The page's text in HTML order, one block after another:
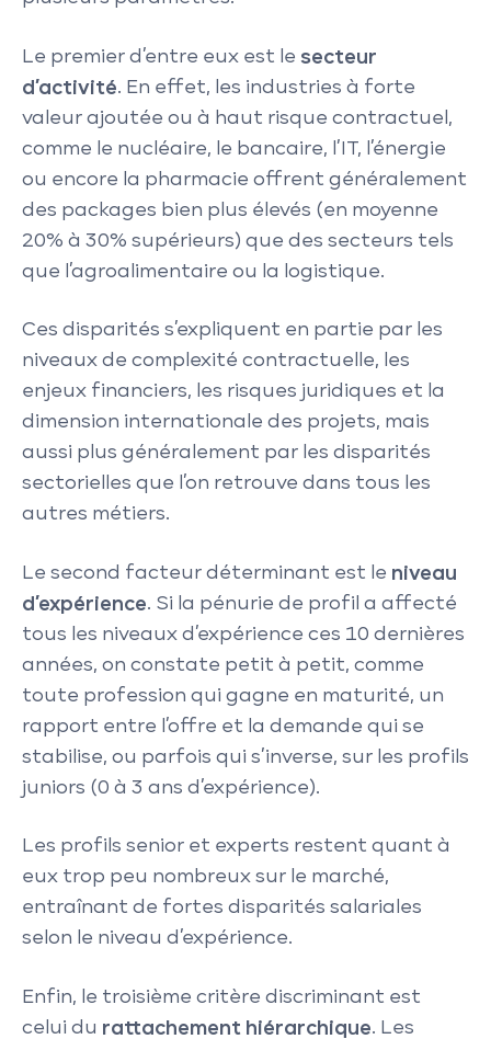
Le premier d’entre eux est le secteur
d’activité. En effet, les industries à forte
valeur ajoutée ou à haut risque contractuel,
comme le nucléaire, le bancaire, l’IT, l’énergie
ou encore la pharmacie offrent généralement
des packages bien plus élevés (en moyenne
20% à 30% supérieurs) que des secteurs tels
que l’agroalimentaire ou la logistique.
Ces disparités s’expliquent en partie par les
niveaux de complexité contractuelle, les
enjeux financiers, les risques juridiques et la
dimension internationale des projets, mais
aussi plus généralement par les disparités
sectorielles que l’on retrouve dans tous les
autres métiers.
Le second facteur déterminant est le niveau
d’expérience. Si la pénurie de profil a affecté
tous les niveaux d’expérience ces 10 dernières
années, on constate petit à petit, comme
toute profession qui gagne en maturité, un
rapport entre l’offre et la demande qui se
stabilise, ou parfois qui s’inverse, sur les profils
juniors (0 à 3 ans d’expérience).
Les profils senior et experts restent quant à
eux trop peu nombreux sur le marché,
entraînant de fortes disparités salariales
selon le niveau d’expérience.
Enfin, le troisième critère discriminant est
celui du rattachement hiérarchique. Les